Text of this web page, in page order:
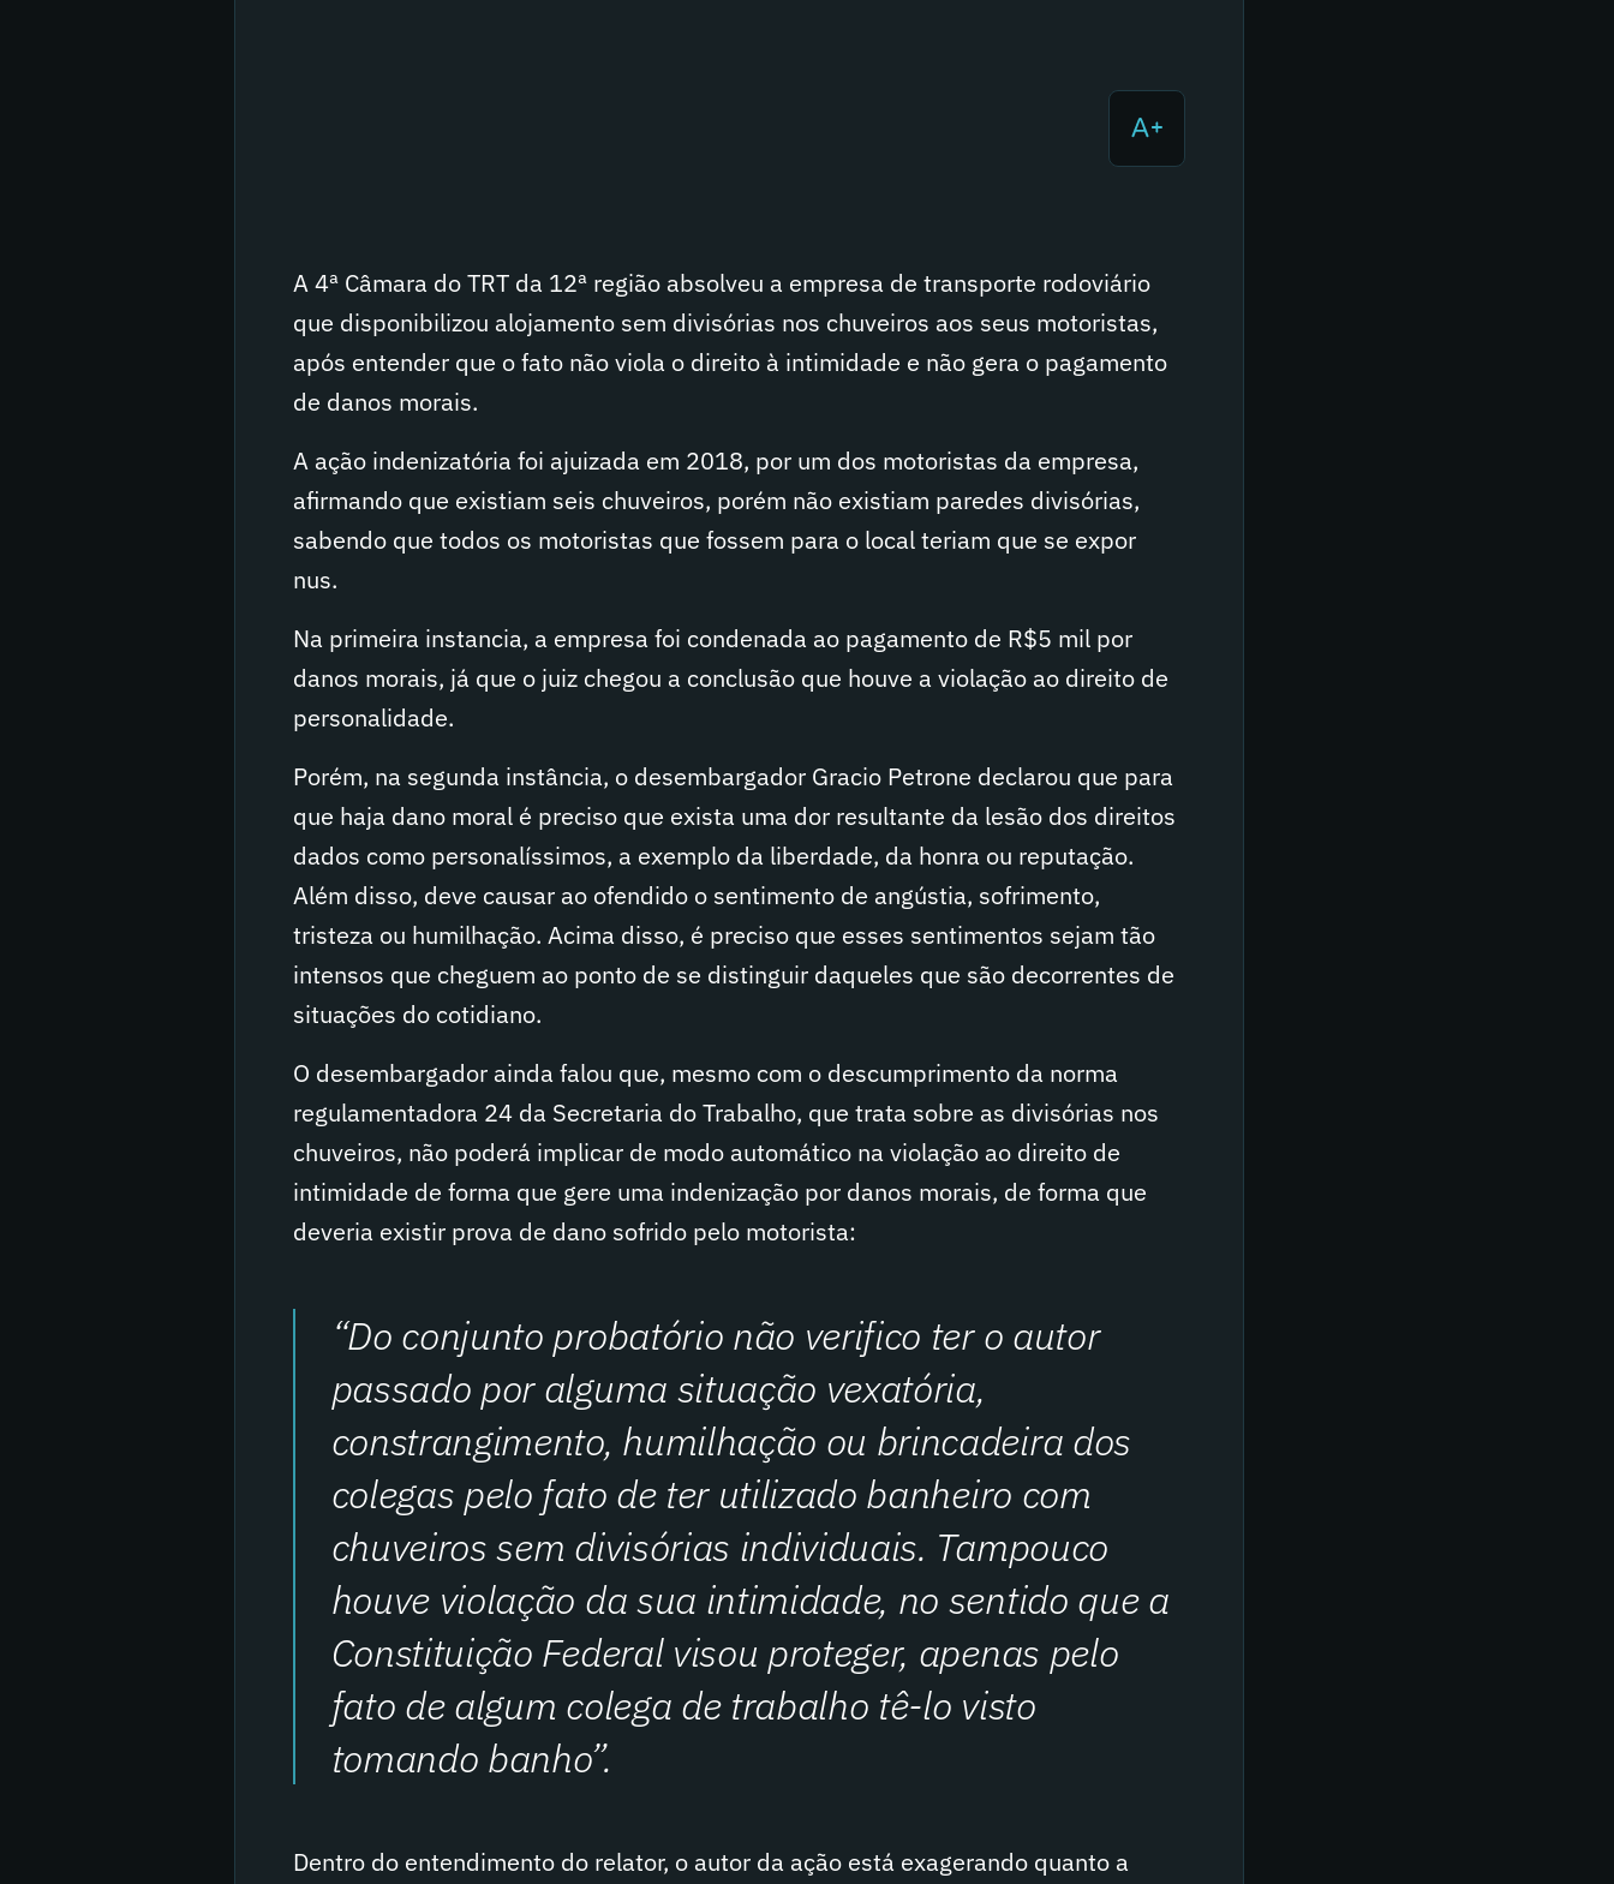
A 4ª Câmara do TRT da 12ª região absolveu a empresa de transporte rodoviário
que disponibilizou alojamento sem divisórias nos chuveiros aos seus motoristas,
após entender que o fato não viola o direito à intimidade e não gera o pagamento
de danos morais.
A ação indenizatória foi ajuizada em 2018, por um dos motoristas da empresa,
afirmando que existiam seis chuveiros, porém não existiam paredes divisórias,
sabendo que todos os motoristas que fossem para o local teriam que se expor
nus.
Na primeira instancia, a empresa foi condenada ao pagamento de R$5 mil por
danos morais, já que o juiz chegou a conclusão que houve a violação ao direito de
personalidade.
Porém, na segunda instância, o desembargador Gracio Petrone declarou que para
que haja dano moral é preciso que exista uma dor resultante da lesão dos direitos
dados como personalíssimos, a exemplo da liberdade, da honra ou reputação.
Além disso, deve causar ao ofendido o sentimento de angústia, sofrimento,
tristeza ou humilhação. Acima disso, é preciso que esses sentimentos sejam tão
intensos que cheguem ao ponto de se distinguir daqueles que são decorrentes de
situações do cotidiano.
O desembargador ainda falou que, mesmo com o descumprimento da norma
regulamentadora 24 da Secretaria do Trabalho, que trata sobre as divisórias nos
chuveiros, não poderá implicar de modo automático na violação ao direito de
intimidade de forma que gere uma indenização por danos morais, de forma que
deveria existir prova de dano sofrido pelo motorista:
“Do conjunto probatório não verifico ter o autor
passado por alguma situação vexatória,
constrangimento, humilhação ou brincadeira dos
colegas pelo fato de ter utilizado banheiro com
chuveiros sem divisórias individuais. Tampouco
houve violação da sua intimidade, no sentido que a
Constituição Federal visou proteger, apenas pelo
fato de algum colega de trabalho tê-lo visto
tomando banho”.
Dentro do entendimento do relator, o autor da ação está exagerando quanto a